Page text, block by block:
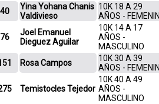
40
Yina Yohana Chanis
Valdivieso
10K 18 A 29
AÑOS -
76
Joel Emanuel
Dieguez Aguilar
10K 14 A 17
AÑOS -
MASCULINO
Rosa Campos
10K 30 A 39
AÑOS -
Temistocles Tejedor
10K 40 A 49
AÑOS -
MASCULINO